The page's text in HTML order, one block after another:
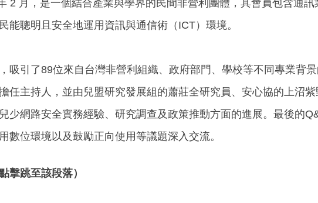
2 月，是一個結合產業與學界的民間非營利團體，其會員包含通
能聰明且安全地運用資訊與通信術（ICT）環境。
吸引了89位來自台灣非營利組織、政府部門、學校等不同專業背
任主持人，並由兒盟研究發展組的蕭莊全研究員、安心協的上沼
少網路安全實務經驗、研究調查及政策推動方面的進展。最後的
數位環境以及鼓勵正向使用等議題深入交流。
擊跳至該段落）